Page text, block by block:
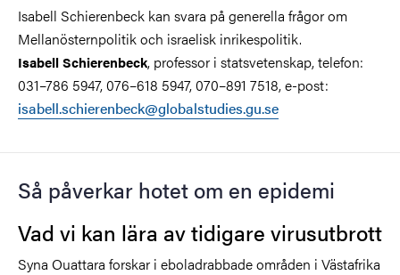
Isabell Schierenbeck kan svara på generella frågor om
Mellanösternpolitik och israelisk inrikespolitik.
Isabell Schierenbeck, professor i statsvetenskap, telefon:
031–786 5947, 076–618 5947, 070–891 7518, e-post:
isabell.schierenbeck@globalstudies.gu.se
Så påverkar hotet om en epidemi
Vad vi kan lära av tidigare virusutbrott
Syna Ouattara forskar i eboladrabbade områden i Västafrika